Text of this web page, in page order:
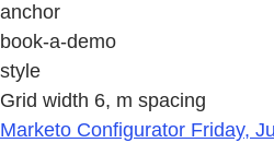
anchor
book-a-demo
style
Grid width 6, m spacing
Marketo Configurator Friday,